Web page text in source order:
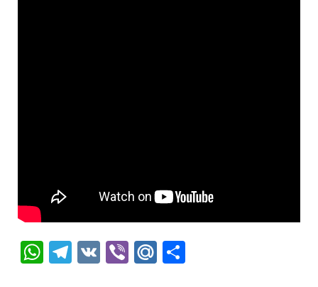
WhatsApp
Telegram
VK ViberMail.Ru